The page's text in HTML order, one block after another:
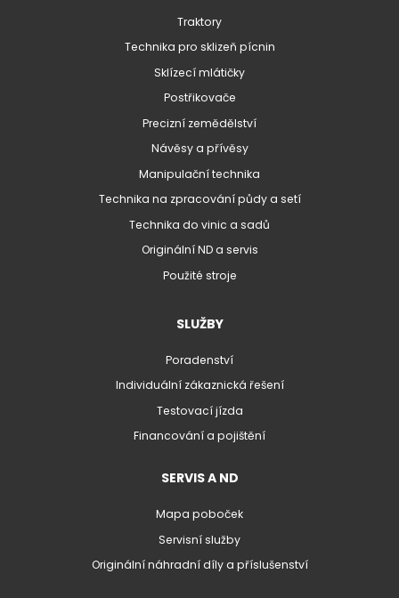
Traktory
Technika pro sklizeň pícnin
Sklízecí mlátičky
Postřikovače
Precizní zemědělství
Návěsy a přívěsy
Manipulační technika
Technika na zpracování půdy a setí
Technika do vinic a sadů
Originální ND a servis
Použité stroje
SLUŽBY
Poradenství
Individuální zákaznická řešení
Testovací jízda
Financování a pojištění
SERVIS A ND
Mapa poboček
Servisní služby
Originální náhradní díly a příslušenství